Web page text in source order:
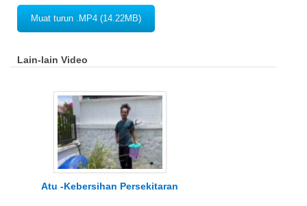
Muat turun .MP4 (14.22MB)
Lain-lain Video
Atu -Kebersihan Persekitaran